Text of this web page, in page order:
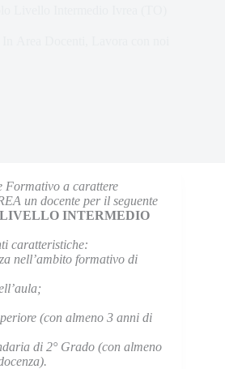
Formativo a carattere
un docente per il seguente
LIVELLO INTERMEDIO
caratteristiche:
nell’ambito formativo di
(con almeno 3 anni di
di 2° Grado (con almeno